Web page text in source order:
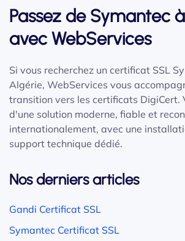
Passez de Symantec
avec WebServices
Si vous recherchez un certificat SSL
Algérie, WebServices vous
transition vers les certificats DigiCert.
d'une solution moderne, fiable et
internationalement, avec une
support technique dédié.
Nos derniers articles
Gandi Certificat SSL
Symantec Certificat SSL